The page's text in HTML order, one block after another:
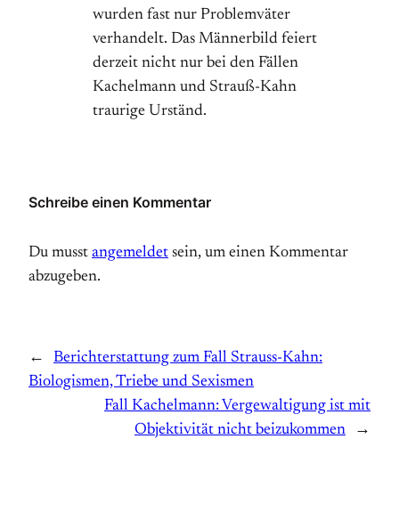
wurden fast nur Problemväter
verhandelt. Das Männerbild feiert
derzeit nicht nur bei den Fällen
Kachelmann und Strauß-Kahn
traurige Urständ.
Schreibe einen Kommentar
Du musst angemeldet sein, um einen Kommentar
abzugeben.
←
Berichterstattung zum Fall Strauss-Kahn:
Biologismen, Triebe und Sexismen
Fall Kachelmann: Vergewaltigung ist mit
Objektivität nicht beizukommen
→